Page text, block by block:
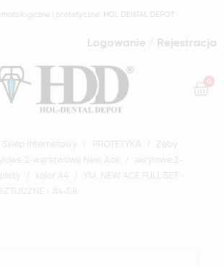
i protetyczne: HOL DENTAL DEPOT
Logowanie / Rejestracja
Sklep Internetowy PROTETYKA
Zęby
2-warstwowe New Ace
akrylowe 2-
kolor A4
YM. NEW ACE FULL SET -
- A4-S8